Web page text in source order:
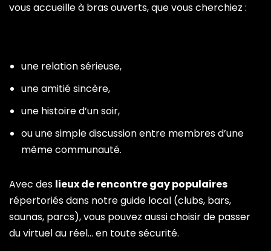
vous accueille à bras ouverts, que vous cherchiez :
une relation sérieuse,
une amitié sincère,
une histoire d’un soir,
ou une simple discussion entre membres d’une
même communauté.
Avec des lieux de rencontre gay populaires
répertoriés dans notre guide local (clubs, bars,
saunas, parcs), vous pouvez aussi choisir de passer
du virtuel au réel… en toute sécurité.